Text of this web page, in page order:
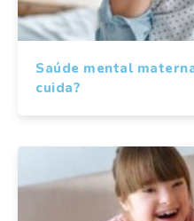
Saúde mental
cuida?